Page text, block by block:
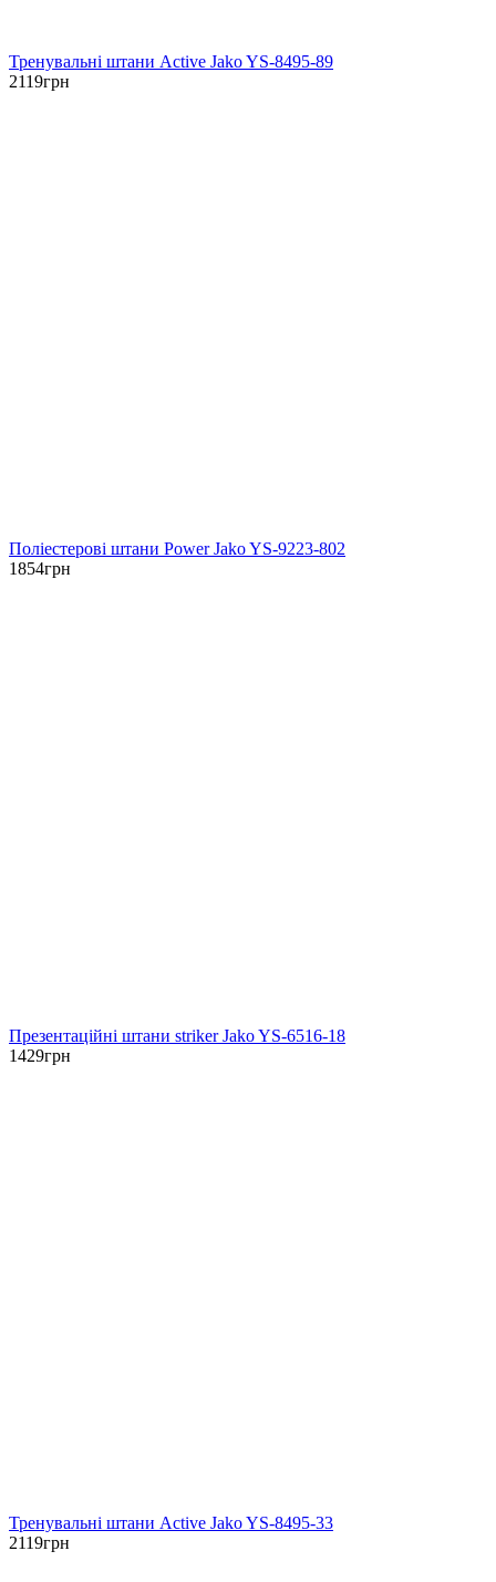
Тренувальні штани Active Jako YS-8495-89
2119грн
Поліестерові штани Power Jako YS-9223-802
1854грн
Презентаційні штани striker Jako YS-6516-18
1429грн
Тренувальні штани Active Jako YS-8495-33
2119грн